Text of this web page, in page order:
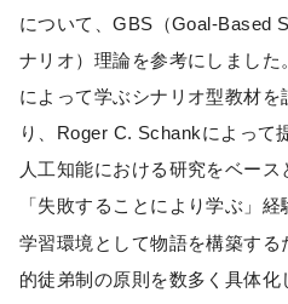
について、GBS（Goal-Based
ナリオ）理論を参考にしまし
によって学ぶシナリオ型教材
り、Roger C. Schankによって
人工知能における研究をベー
「失敗することにより学ぶ」
学習環境として物語を構築する
的徒弟制の原則を数多く具体化